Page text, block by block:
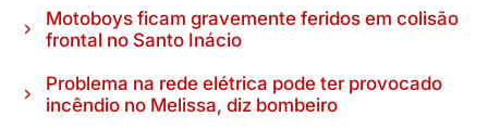
Motoboys ficam gravemente feridos em colisão
frontal no Santo Inácio
Problema na rede elétrica pode ter provocado
incêndio no Melissa, diz bombeiro